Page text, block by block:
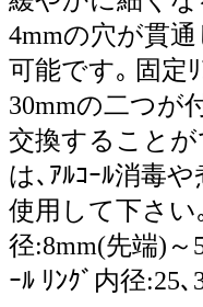
4mmの穴が貫
可能です｡ 固定
30mmの二つが
交換すること
は､ｱﾙｺｰﾙ消毒
使用して下さい
径:8mm(先端)～
ｰﾙ ﾘﾝｸﾞ内径:25